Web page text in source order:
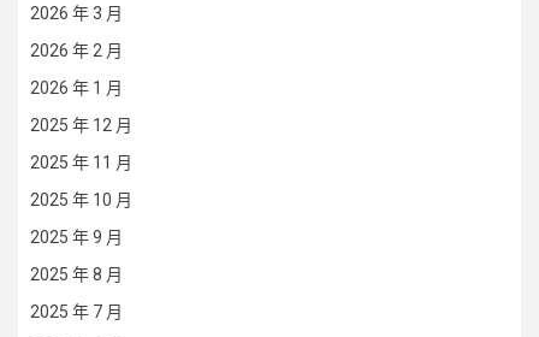
2026 年 3 月
2026 年 2 月
2026 年 1 月
2025 年 12 月
2025 年 11 月
2025 年 10 月
2025 年 9 月
2025 年 8 月
2025 年 7 月